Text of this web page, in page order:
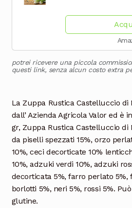
potrei ricevere una piccola
questi link, senza alcun costo extra
La Zuppa Rustica Castelluccio di
dall’ Azienda Agricola Valor ed è
gr, Zuppa Rustica Castelluccio di
da piselli spezzati 15%, orzo
10%, ceci decorticate 10%
10%, adzuki verdi 10%, adzuki
decorticata 5%, farro perlato 5%,
borlotti 5%, neri 5%, rossi 5%.
glutine.